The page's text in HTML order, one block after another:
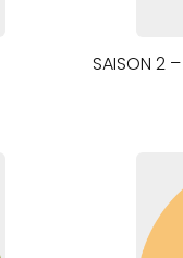
SAISON 2 –